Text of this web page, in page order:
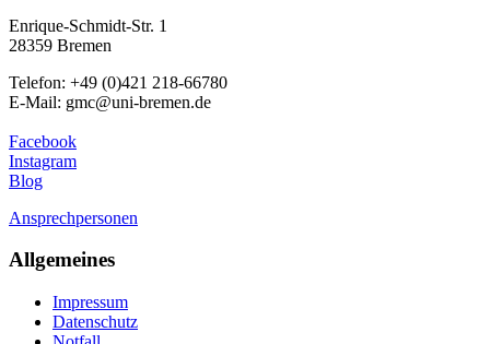
Enrique-Schmidt-Str. 1
28359 Bremen
Telefon: +49 (0)421 218-66780
E-Mail: gmc@uni-bremen.de
Facebook
Instagram
Blog
Ansprechpersonen
Allgemeines
Impressum
Datenschutz